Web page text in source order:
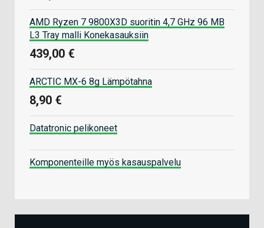
AMD Ryzen 7 9800X3D suoritin 4,7 GHz 96 MB
L3 Tray malli Konekasauksiin
439,00 €
ARCTIC MX-6 8g Lämpötahna
8,90 €
Datatronic pelikoneet
Komponenteille myös kasauspalvelu